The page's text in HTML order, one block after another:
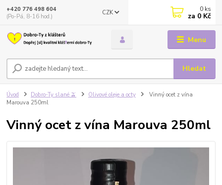
Menu
CZK
Hledat
+420 776 498 604
(Po-Pá, 8-16 hod.)
0 ks
za 0 Kč
Úvod Dobro-Ty slané 🫒 Olivové oleje a octy
Vinný ocet z vína
Marouva 250ml
Vinný ocet z vína Marouva 250ml